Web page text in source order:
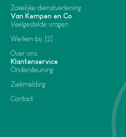
Zakelijke dienstverlening
Van Kempen en Co
Veelgestelde vragen
Werken bij
2
Over ons
Klantenservice
Ondersteuning
Ziekmelding
Contact